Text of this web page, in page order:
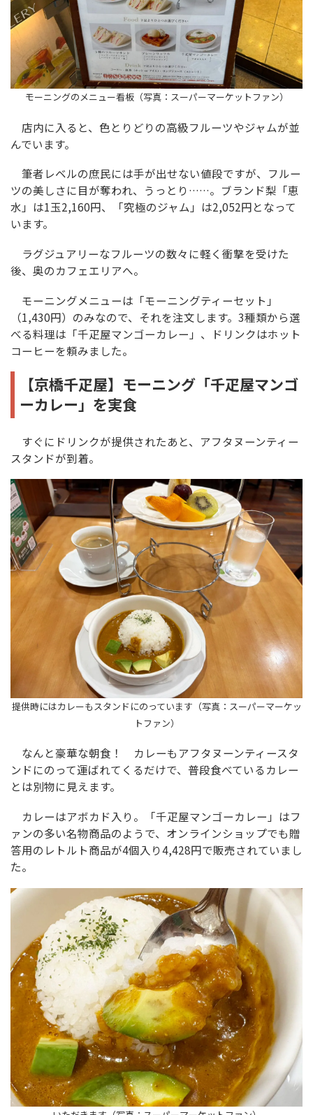
モーニングのメニュー看板（写真：スーパーマーケットファン）
店内に入ると、色とりどりの高級フルーツやジャムが並
んでいます。
筆者レベルの庶民には手が出せない値段ですが、フルー
ツの美しさに目が奪われ、うっとり……。ブランド梨「恵
水」は1玉2,160円、「究極のジャム」は2,052円となって
います。
ラグジュアリーなフルーツの数々に軽く衝撃を受けた
後、奥のカフェエリアへ。
モーニングメニューは「モーニングティーセット」
（1,430円）のみなので、それを注文します。3種類から選
べる料理は「千疋屋マンゴーカレー」、ドリンクはホット
コーヒーを頼みました。
【京橋千疋屋】モーニング「千疋屋マンゴ
ーカレー」を実食
すぐにドリンクが提供されたあと、アフタヌーンティー
スタンドが到着。
提供時にはカレーもスタンドにのっています（写真：スーパーマーケッ
トファン）
なんと豪華な朝食！ カレーもアフタヌーンティースタ
ンドにのって運ばれてくるだけで、普段食べているカレー
とは別物に見えます。
カレーはアボカド入り。「千疋屋マンゴーカレー」はフ
ァンの多い名物商品のようで、オンラインショップでも贈
答用のレトルト商品が4個入り4,428円で販売されていまし
た。